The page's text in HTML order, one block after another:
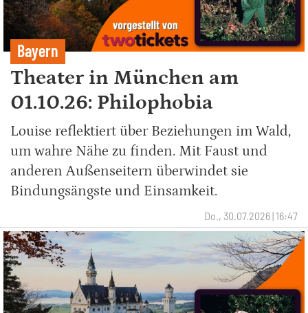
Bayern
Theater in München am
01.10.26: Philophobia
Louise reflektiert über Beziehungen im Wald,
um wahre Nähe zu finden. Mit Faust und
anderen Außenseitern überwindet sie
Bindungsängste und Einsamkeit.
Do., 30.07.2026 | 16:47